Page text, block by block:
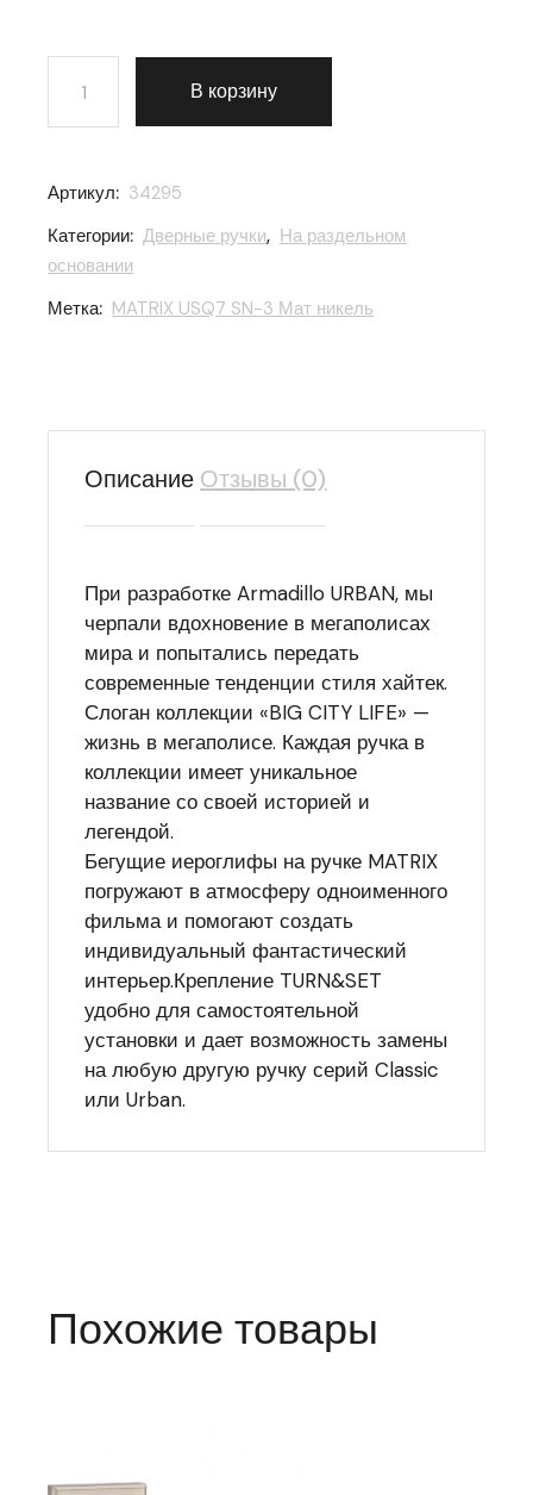
Количество товара Ручка раздельная Armadillo
В корзину
Артикул: 34295
Категории: Дверные ручки, На раздельном
основании
Метка: MATRIX USQ7 SN-3 Мат никель
Описание Отзывы (0)
При разработке Armadillo URBAN, мы
черпали вдохновение в мегаполисах
мира и попытались передать
современные тенденции стиля хайтек.
Слоган коллекции «BIG CITY LIFE» —
жизнь в мегаполисе. Каждая ручка в
коллекции имеет уникальное
название со своей историей и
легендой.
Бегущие иероглифы на ручке MATRIX
погружают в атмосферу одноименного
фильма и помогают создать
индивидуальный фантастический
интерьер.Крепление TURN&SET
удобно для самостоятельной
установки и дает возможность замены
на любую другую ручку серий Classic
или Urban.
Похожие товары